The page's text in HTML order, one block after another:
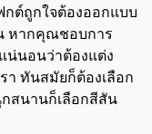
กต์ถูกใจต้องออกแบบ
หากคุณชอบการ
น่นอนว่าต้องแต่ง
ทันสมัยก็ต้องเลือก
สนานก็เลือกสีสัน